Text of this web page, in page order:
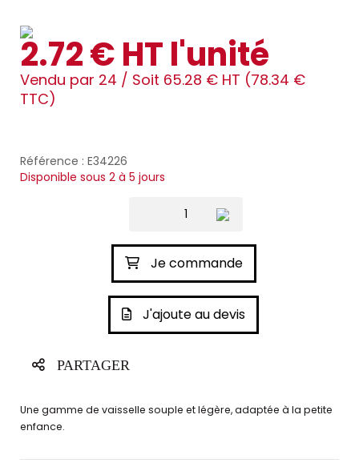
2.72 € HT l'unité
Vendu par 24 / Soit 65.28 € HT (78.34 €
TTC)
Référence : E34226
Disponible sous 2 à 5 jours
Je commande
J'ajoute au devis
PARTAGER
Une gamme de vaisselle souple et légère, adaptée à la petite
enfance.